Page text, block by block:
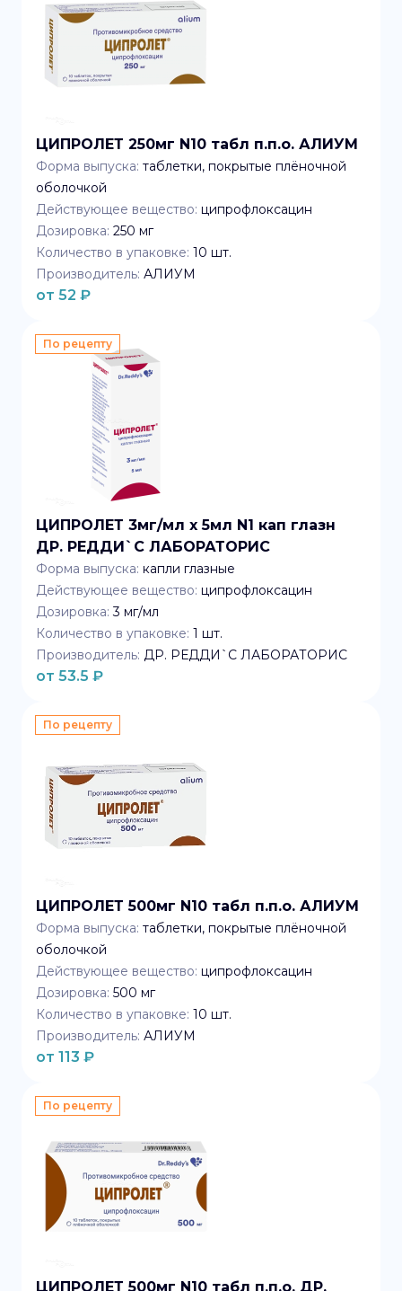
ЦИПРОЛЕТ 250мг N10 табл п.п.о. АЛИУМ
Форма выпуска: таблетки, покрытые плёночной
оболочкой
Действующее вещество: ципрофлоксацин
Дозировка: 250 мг
Количество в упаковке: 10 шт.
Производитель: АЛИУМ
от 52 ₽
По рецепту
ЦИПРОЛЕТ 3мг/мл x 5мл N1 кап глазн
ДР. РЕДДИ`C ЛАБОРАТОРИС
Форма выпуска: капли глазные
Действующее вещество: ципрофлоксацин
Дозировка: 3 мг/мл
Количество в упаковке: 1 шт.
Производитель: ДР. РЕДДИ`C ЛАБОРАТОРИС
от 53.5 ₽
По рецепту
ЦИПРОЛЕТ 500мг N10 табл п.п.о. АЛИУМ
Форма выпуска: таблетки, покрытые плёночной
оболочкой
Действующее вещество: ципрофлоксацин
Дозировка: 500 мг
Количество в упаковке: 10 шт.
Производитель: АЛИУМ
от 113 ₽
По рецепту
ЦИПРОЛЕТ 500мг N10 табл п.п.о. ДР.